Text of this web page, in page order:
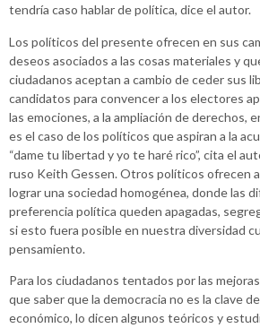
tendría caso hablar de política, dice el autor.
Los políticos del presente ofrecen en sus
deseos asociados a las cosas materiales y
ciudadanos aceptan a cambio de ceder sus
candidatos para convencer a los electores
las emociones, a la ampliación de derechos,
es el caso de los políticos que aspiran a la
“dame tu libertad y yo te haré rico”, cita el
ruso Keith Gessen. Otros políticos ofrecen
lograr una sociedad homogénea, donde las
preferencia política queden apagadas,
si esto fuera posible en nuestra diversidad
pensamiento.
Para los ciudadanos tentados por las
que saber que la democracia no es la clave
económico, lo dicen algunos teóricos y